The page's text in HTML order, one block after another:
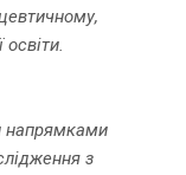
напрямками
з